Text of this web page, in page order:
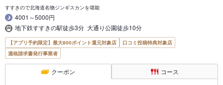
すすきので北海道名物ジンギスカンを堪能
4001～5000円
地下鉄すすきの駅徒歩3分 大通り公園徒歩10分
【アプリ予約限定】最大800ポイント還元対象店
口コミ投稿特典対象店
適格請求書発行事業者
クーポン コース